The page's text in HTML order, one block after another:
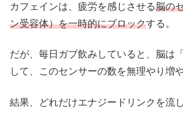
カフェインは、疲労を感じさせる脳の
ン受容体）を一時的にブロックする。
だが、毎日ガブ飲みしていると、脳は
して、このセンサーの数を無理やり増
結果、どれだけエナジードリンクを流